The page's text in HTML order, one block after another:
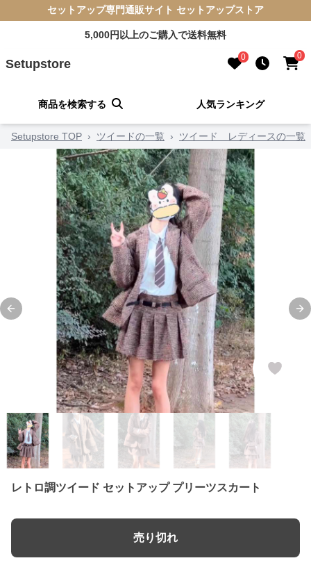
セットアップ専門通販サイト セットアップストア
5,000円以上のご購入で送料無料
Setupstore 0 0
商品を検索する 人気ランキング
Setupstore TOP › ツイードの一覧 › ツイード レディースの一覧
Previous slide
レトロ調ツイード セットアップ プリーツスカート
売り切れ